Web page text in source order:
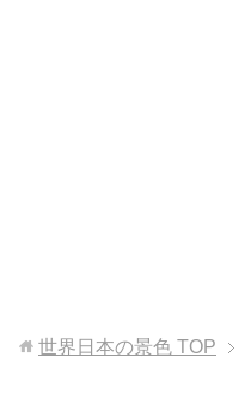
世界日本の景色 TOP